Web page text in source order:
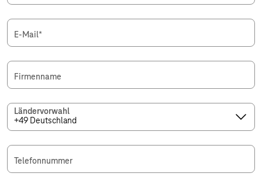
E-Mail*
Firmenname
Ländervorwahl
Telefonnummer